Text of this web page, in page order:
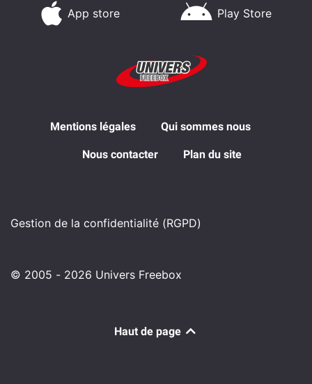
App store Play Store
Mentions légales Qui sommes nous
Nous contacter Plan du site
Gestion de la confidentialité (RGPD)
© 2005 - 2026 Univers Freebox
Haut de page